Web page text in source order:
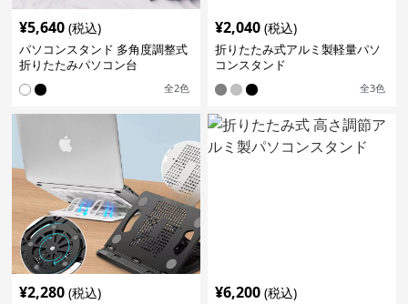
¥5,640 (税込)
パソコンスタンド 多角度調整式
折りたたみパソコン台
全2色
¥2,040 (税込)
折りたたみ式アルミ製軽量パソ
コンスタンド
全3色
¥2,280 (税込) ¥6,200 (税込)